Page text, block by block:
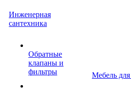
Инженерная
сантехника
Обратные
клапаны и
фильтры
Мебель